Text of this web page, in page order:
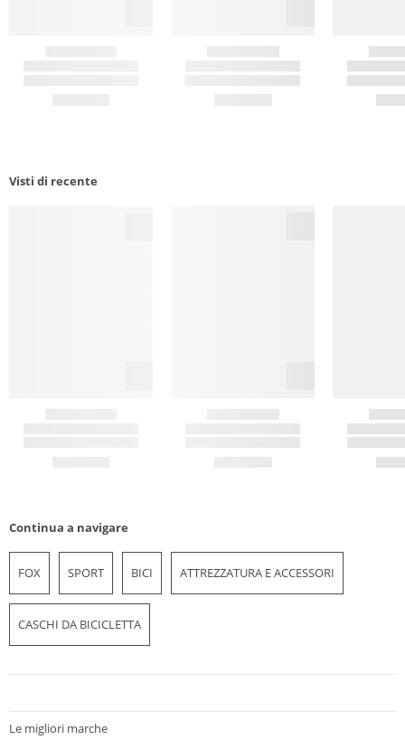
Visti di recente
Continua a navigare
FOX SPORT BICI ATTREZZATURA E ACCESSORI
CASCHI DA BICICLETTA
Le migliori marche